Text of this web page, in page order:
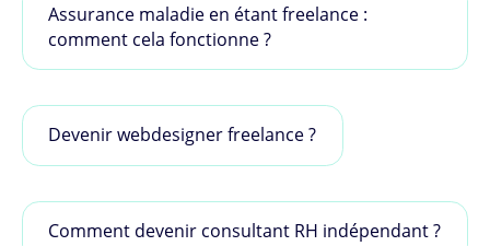
Assurance maladie en étant freelance :
comment cela fonctionne ?
Devenir webdesigner freelance ?
Comment devenir consultant RH indépendant ?